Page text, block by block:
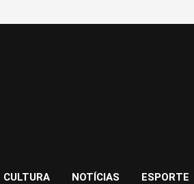
CULTURA NOTÍCIAS ESPORTE